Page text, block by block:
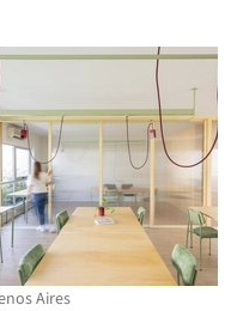
Aires